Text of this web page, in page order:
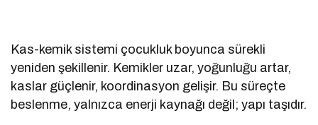
Kas-kemik sistemi çocukluk boyunca sürekli
yeniden şekillenir. Kemikler uzar, yoğunluğu artar,
kaslar güçlenir, koordinasyon gelişir. Bu süreçte
beslenme, yalnızca enerji kaynağı değil; yapı taşıdır.